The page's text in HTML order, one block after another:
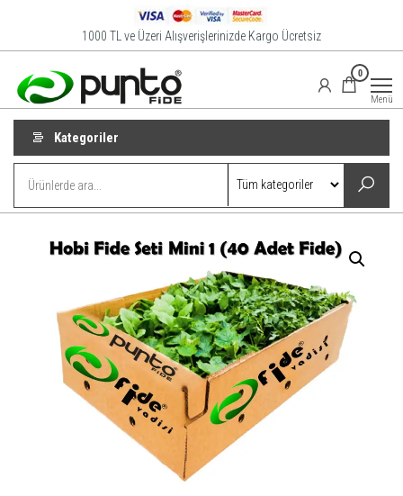
1000 TL ve Üzeri Alışverişlerinizde Kargo Ücretsiz
0
Menü
Kategoriler